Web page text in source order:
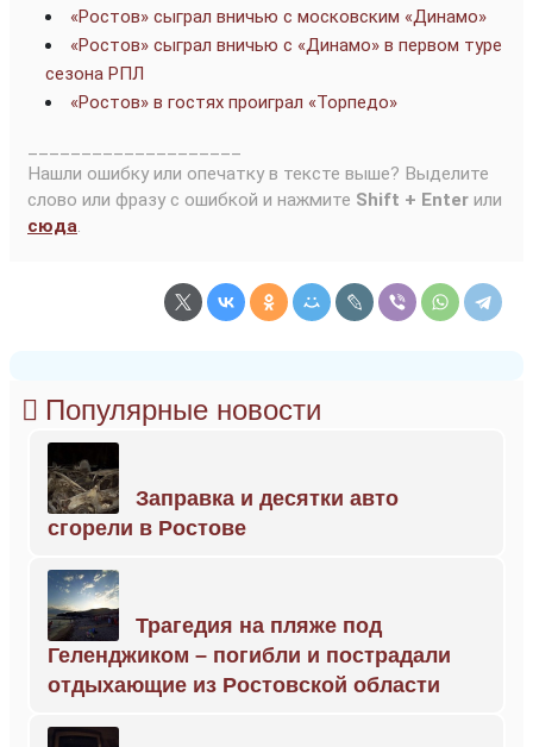
«Ростов» сыграл вничью с московским «Динамо»
«Ростов» сыграл вничью с «Динамо» в первом туре
сезона РПЛ
«Ростов» в гостях проиграл «Торпедо»
Нашли ошибку или опечатку в тексте выше? Выделите
слово или фразу с ошибкой и нажмите Shift + Enter или
сюда.
Популярные новости
Заправка и десятки авто
сгорели в Ростове
Трагедия на пляже под
Геленджиком – погибли и пострадали
отдыхающие из Ростовской области